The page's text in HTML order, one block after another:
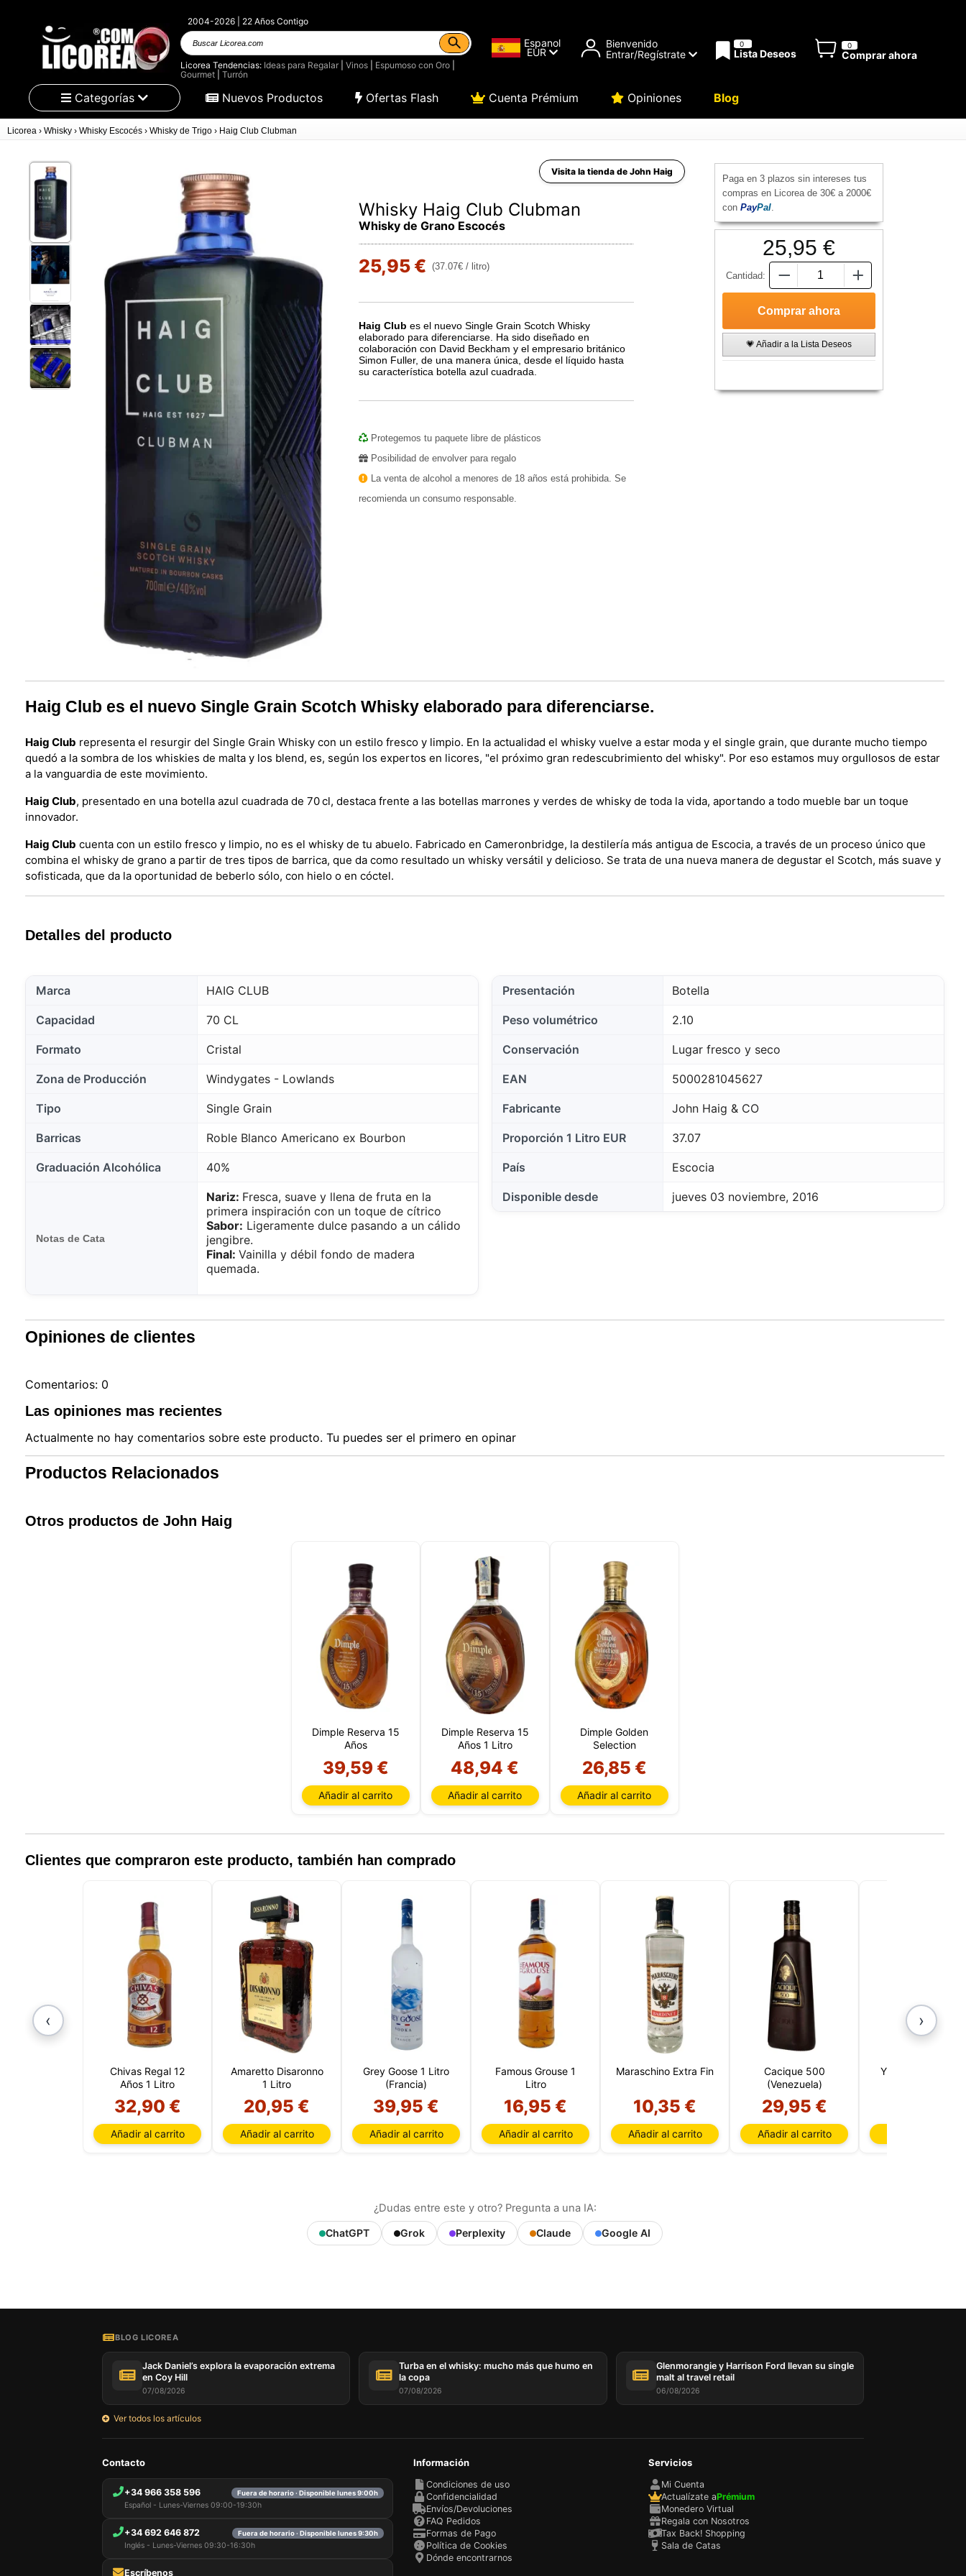
2004-2026 | 22 Años Contigo
Buscar Licorea.com
Licorea Tendencias: Ideas para Regalar| Vinos| Espumoso con Oro|
Gourmet| Turrón
Espanol
EUR
Bienvenido
Entrar/Regístrate
0
Lista Deseos
0
Comprar ahora
Categorías Nuevos Productos Ofertas Flash Cuenta Prémium Opiniones Blog
Licorea › Whisky › Whisky Escocés › Whisky de Trigo › Haig Club Clubman
Visita la tienda de John Haig
Whisky Haig Club Clubman
Whisky de Grano Escocés
25,95 € (37.07€ / litro)
Haig Club es el nuevo Single Grain Scotch Whisky
elaborado para diferenciarse. Ha sido diseñado en
colaboración con David Beckham y el empresario británico
Simon Fuller, de una manera única, desde el líquido hasta
su característica botella azul cuadrada.
Protegemos tu paquete libre de plásticos
Posibilidad de envolver para regalo
La venta de alcohol a menores de 18 años está prohibida. Se
recomienda un consumo responsable.
Paga en 3 plazos sin intereses tus
compras en Licorea de 30€ a 2000€
con PayPal.
25,95 €
Cantidad:
💗 Añadir a la Lista Deseos
Haig Club es el nuevo Single Grain Scotch Whisky elaborado para diferenciarse.
Haig Club representa el resurgir del Single Grain Whisky con un estilo fresco y limpio. En la actualidad el whisky vuelve a estar moda y el single grain, que durante mucho tiempo
quedó a la sombra de los whiskies de malta y los blend, es, según los expertos en licores, "el próximo gran redescubrimiento del whisky". Por eso estamos muy orgullosos de estar
a la vanguardia de este movimiento.
Haig Club, presentado en una botella azul cuadrada de 70 cl, destaca frente a las botellas marrones y verdes de whisky de toda la vida, aportando a todo mueble bar un toque
innovador.
Haig Club cuenta con un estilo fresco y limpio, no es el whisky de tu abuelo. Fabricado en Cameronbridge, la destilería más antigua de Escocia, a través de un proceso único que
combina el whisky de grano a partir de tres tipos de barrica, que da como resultado un whisky versátil y delicioso. Se trata de una nueva manera de degustar el Scotch, más suave y
sofisticada, que da la oportunidad de beberlo sólo, con hielo o en cóctel.
Detalles del producto
Marca HAIG CLUB
Capacidad 70 CL
Formato Cristal
Zona de Producción Windygates - Lowlands
Tipo Single Grain
Barricas Roble Blanco Americano ex Bourbon
Graduación Alcohólica 40%
Notas de Cata
Nariz: Fresca, suave y llena de fruta en la
primera inspiración con un toque de cítrico
Sabor: Ligeramente dulce pasando a un cálido
jengibre.
Final: Vainilla y débil fondo de madera
quemada.
Presentación Botella
Peso volumétrico 2.10
Conservación Lugar fresco y seco
EAN 5000281045627
Fabricante John Haig & CO
Proporción 1 Litro EUR 37.07
País Escocia
Disponible desde jueves 03 noviembre, 2016
Opiniones de clientes
Comentarios: 0
Las opiniones mas recientes
Actualmente no hay comentarios sobre este producto. Tu puedes ser el primero en opinar
Productos Relacionados
Otros productos de John Haig
Dimple Reserva 15
Años
39,59 €
Añadir al carrito
Dimple Reserva 15
Años 1 Litro
48,94 €
Añadir al carrito
Dimple Golden
Selection
26,85 €
Añadir al carrito
Clientes que compraron este producto, también han comprado
‹
Chivas Regal 12
Años 1 Litro
32,90 €
Añadir al carrito
Amaretto Disaronno
1 Litro
20,95 €
Añadir al carrito
Grey Goose 1 Litro
(Francia)
39,95 €
Añadir al carrito
Famous Grouse 1
Litro
16,95 €
Añadir al carrito
Maraschino Extra Fin
10,35 €
Añadir al carrito
Cacique 500
(Venezuela)
29,95 €
Añadir al carrito
Yzaguirre Reserva
›
¿Dudas entre este y otro? Pregunta a una IA:
ChatGPT Grok Perplexity Claude Google AI
BLOG LICOREA
Jack Daniel’s explora la evaporación extrema
en Coy Hill
07/08/2026
Turba en el whisky: mucho más que humo en
la copa
07/08/2026
Glenmorangie y Harrison Ford llevan su single
malt al travel retail
06/08/2026
Ver todos los artículos
Contacto
+34 966 358 596 Fuera de horario · Disponible lunes 9:00h
Español - Lunes-Viernes 09:00-19:30h
+34 692 646 872 Fuera de horario · Disponible lunes 9:30h
Inglés - Lunes-Viernes 09:30-16:30h
Escríbenos
Información
Condiciones de uso
Confidencialidad
Envíos/Devoluciones
FAQ Pedidos
Formas de Pago
Política de Cookies
Dónde encontrarnos
Servicios
Mi Cuenta
Actualízate aPrémium
Monedero Virtual
Regala con Nosotros
Tax Back! Shopping
Sala de Catas
Este sitio web utiliza cookies
Nuestro sitio web utiliza cookies capaces de leer, almacenar y escribir
información en su navegador y en su dispositivo. La información procesada
para diversos fines: por ejemplo, para acceder a su cuenta y recordar su
carrito de la compra, mantener la seguridad, recordar las elecciones del
cookies necesarias. Puede personalizar su elección y seleccionar las
cookies que nos permite utilizar en su sesión.